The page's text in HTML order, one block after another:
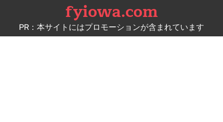
content
fyiowa.com
PR：本サイトにはプロモーションが含まれています